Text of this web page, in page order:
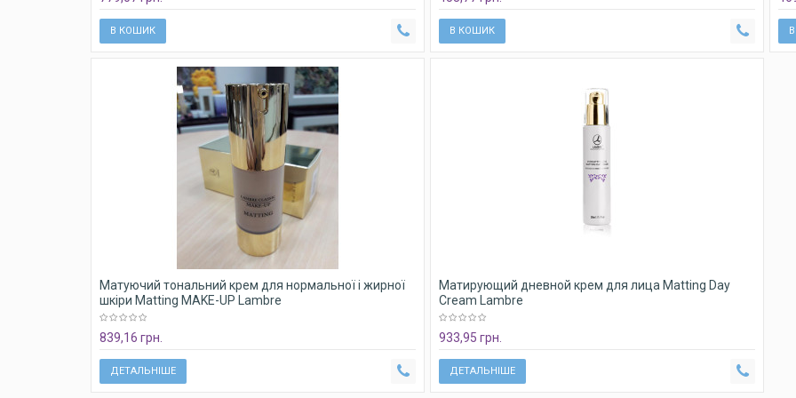
В КОШИК В КОШИК
Матуючий тональний крем для нормальної і жирної
шкіри Matting MAKE-UP Lambre
839,16 грн.
ДЕТАЛЬНІШЕ
Матирующий дневной крем для лица Matting Day
Cream Lambre
933,95 грн.
ДЕТАЛЬНІШЕ